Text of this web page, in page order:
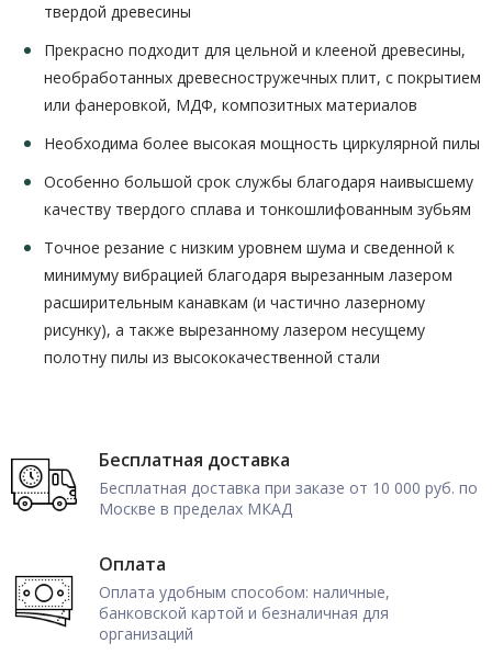
твердой древесины
Прекрасно подходит для цельной и клееной древесины,
необработанных древесностружечных плит, с покрытием
или фанеровкой, МДФ, композитных материалов
Необходима более высокая мощность циркулярной пилы
Особенно большой срок службы благодаря наивысшему
качеству твердого сплава и тонкошлифованным зубьям
Точное резание с низким уровнем шума и сведенной к
минимуму вибрацией благодаря вырезанным лазером
расширительным канавкам (и частично лазерному
рисунку), а также вырезанному лазером несущему
полотну пилы из высококачественной стали
Бесплатная доставка
Бесплатная доставка при заказе от 10 000 руб. по
Москве в пределах МКАД
Оплата
Оплата удобным способом: наличные,
банковской картой и безналичная для
организаций